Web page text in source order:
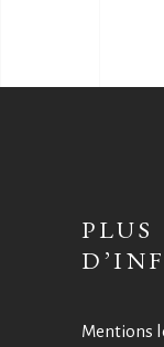
PLUS
Mentions